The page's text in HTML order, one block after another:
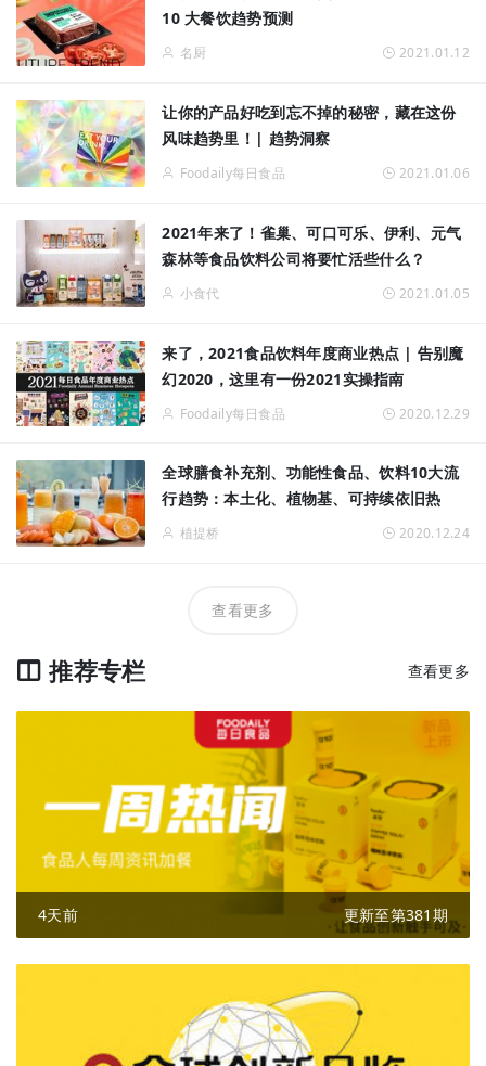
10 大餐饮趋势预测
名厨 2021.01.12
让你的产品好吃到忘不掉的秘密，藏在这份
风味趋势里！| 趋势洞察
Foodaily每日食品 2021.01.06
2021年来了！雀巢、可口可乐、伊利、元气
森林等食品饮料公司将要忙活些什么？
小食代 2021.01.05
来了，2021食品饮料年度商业热点 | 告别魔
幻2020，这里有一份2021实操指南
Foodaily每日食品 2020.12.29
全球膳食补充剂、功能性食品、饮料10大流
行趋势：本土化、植物基、可持续依旧热
植提桥 2020.12.24
查看更多
推荐专栏 查看更多
4天前 更新至第381期